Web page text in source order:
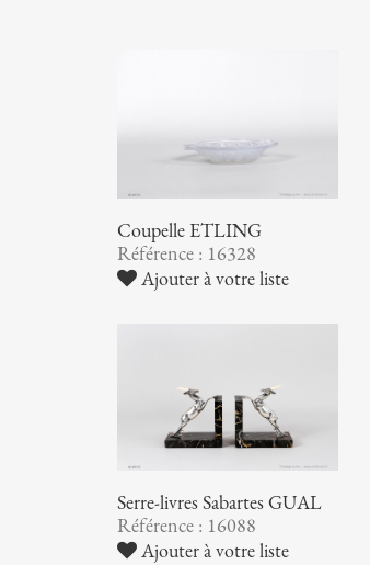
Coupelle ETLING
Référence : 16328
Ajouter à votre liste
Serre-livres Sabartes GUAL
Référence : 16088
Ajouter à votre liste